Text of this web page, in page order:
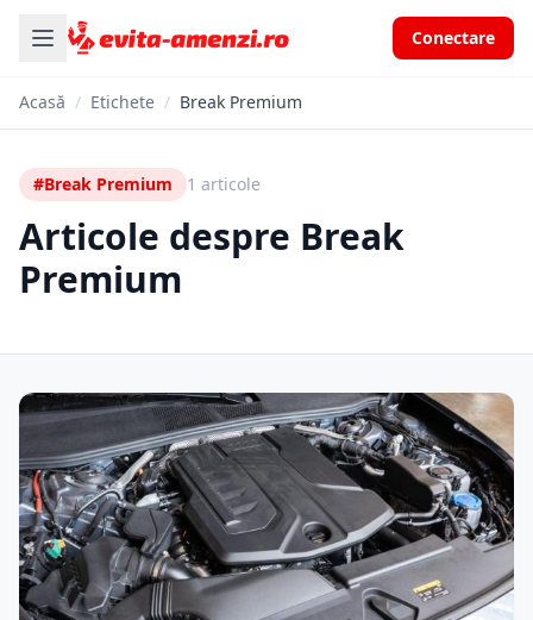
Conectare
Acasă / Etichete / Break Premium
#Break Premium 1 articole
Articole despre Break
Premium